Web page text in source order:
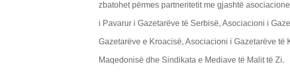
zbatohet përmes partneritetit me gjashtë
i Pavarur i Gazetarëve të Serbisë, Asociacioni i
Gazetarëve e Kroacisë, Asociacioni i Gazetarëve të
Maqedonisë dhe Sindikata e Mediave të Malit të Zi.